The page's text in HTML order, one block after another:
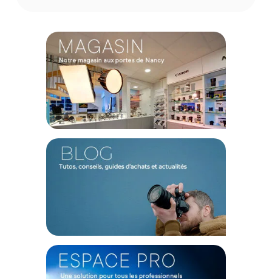
Offre valable jusqu'au 07-08-2026 inclus.
Code EAN Newell Batterie EN-EL3e : 5907489641241
Garantie 3 ans
(1) Sous réserve d'éligibilité.
(2) Nombre de points Fidélité estimés, hors remises au panier, basé
sur le prix TTC en €, les points seront effectivement calculés dans le